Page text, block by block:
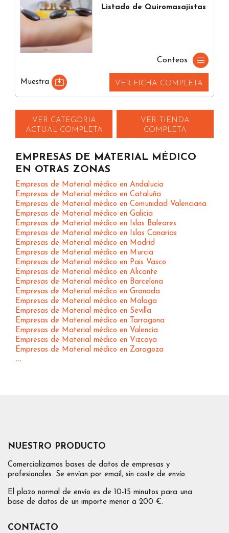
Listado de Quiromasajistas
Conteos
Muestra VER FICHA COMPLETA
VER CATEGORIA
ACTUAL COMPLETA
VER TIENDA
COMPLETA
EMPRESAS DE MATERIAL MÉDICO
EN OTRAS ZONAS
Empresas de Material médico en Andalucia
Empresas de Material médico en Cataluña
Empresas de Material médico en Comunidad Valenciana
Empresas de Material médico en Galicia
Empresas de Material médico en Islas Baleares
Empresas de Material médico en Islas Canarias
Empresas de Material médico en Madrid
Empresas de Material médico en Murcia
Empresas de Material médico en Pais Vasco
Empresas de Material médico en Alicante
Empresas de Material médico en Barcelona
Empresas de Material médico en Granada
Empresas de Material médico en Malaga
Empresas de Material médico en Sevilla
Empresas de Material médico en Tarragona
Empresas de Material médico en Valencia
Empresas de Material médico en Vizcaya
Empresas de Material médico en Zaragoza
...
NUESTRO PRODUCTO
Comercializamos bases de datos de empresas y
profesionales. Se envían por email, sin coste de envío.
El plazo normal de envío es de 10-15 minutos para una
base de datos de un importe menor a 200 €.
CONTACTO